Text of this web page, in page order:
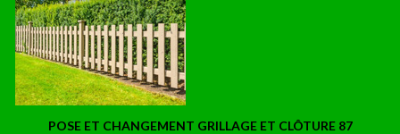
POSE ET CHANGEMENT GRILLAGE ET CLÔTURE 87